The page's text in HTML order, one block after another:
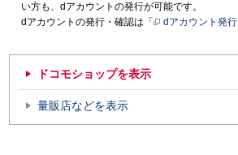
い方も、dアカウントの発行が可能です。
dアカウントの発行・確認は「
dアカウント発行
ドコモショップを表示
量販店などを表示